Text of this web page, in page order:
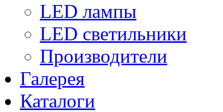
LED лампы
LED светильники
Производители
Галерея
Каталоги